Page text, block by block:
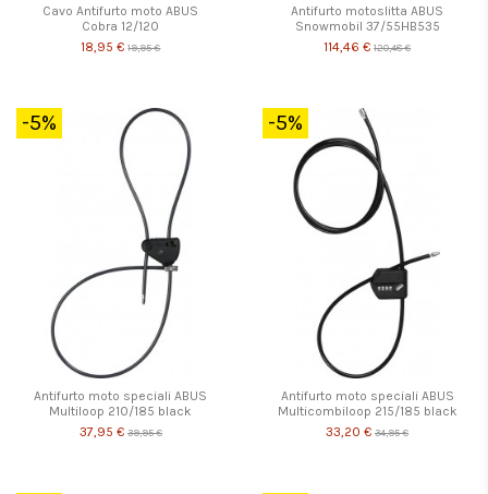
Cavo Antifurto moto ABUS
Cobra 12/120
18,95 € 19,95 €
Antifurto motoslitta ABUS
Snowmobil 37/55HB535
114,46 € 120,48 €
-5%
Antifurto moto speciali ABUS
Multiloop 210/185 black
37,95 € 39,95 €
-5%
Antifurto moto speciali ABUS
Multicombiloop 215/185 black
33,20 € 34,95 €